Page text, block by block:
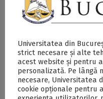
la Universitatea din
București – interviu
cu masteranda
Facultatea de
Chimie, prezentă la
Noaptea
Cercetătorilor
Universitatea din
strict necesare și alte
acest website și pentru
personalizată. Pe lângă
necesare, Universitatea
cookie opționale pentru